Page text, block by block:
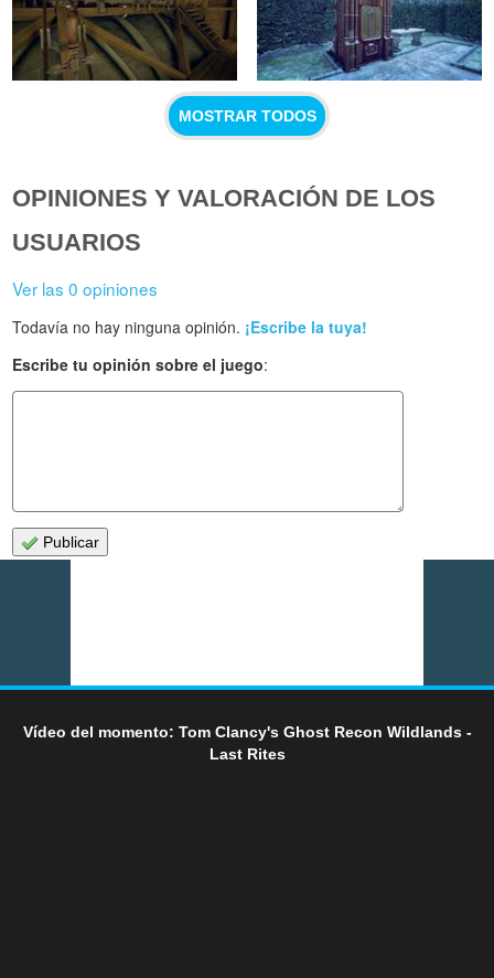
MOSTRAR TODOS
OPINIONES Y VALORACIÓN DE LOS
USUARIOS
Ver las 0 opiniones
Todavía no hay ninguna opinión. ¡Escribe la tuya!
Escribe tu opinión sobre el juego:
Publicar
Vídeo del momento: Tom Clancy's Ghost Recon Wildlands -
Last Rites